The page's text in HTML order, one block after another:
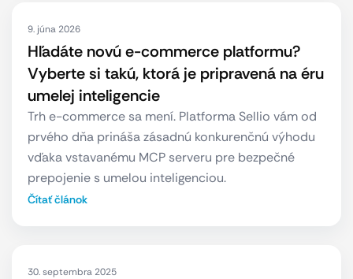
9. júna 2026
Hľadáte novú e-commerce platformu?
Vyberte si takú, ktorá je pripravená na éru
umelej inteligencie
Trh e-commerce sa mení. Platforma Sellio vám od
prvého dňa prináša zásadnú konkurenčnú výhodu
vďaka vstavanému MCP serveru pre bezpečné
prepojenie s umelou inteligenciou.
Čítať článok
30. septembra 2025